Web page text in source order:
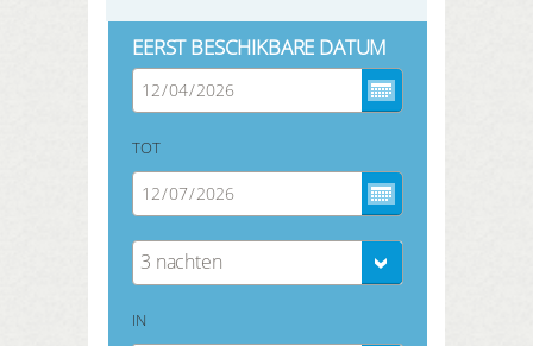
EERST BESCHIKBARE DATUM
TOT
3 nachten
IN